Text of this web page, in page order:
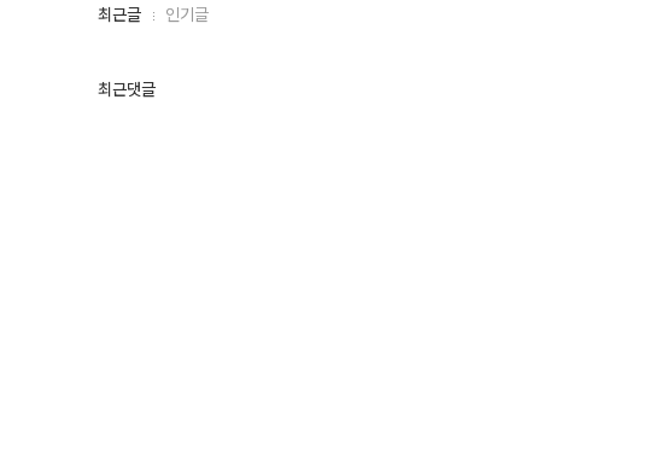
최
인
최근글 인기글
최근댓글